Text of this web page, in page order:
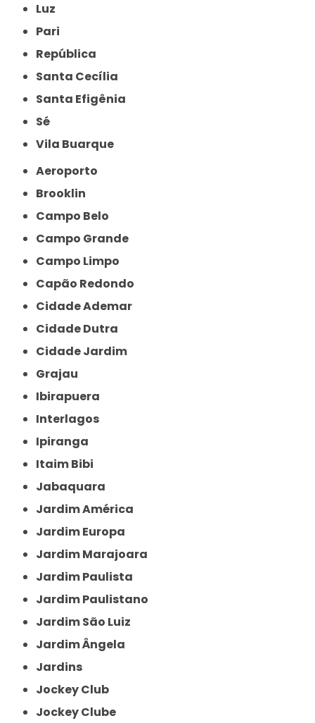
Luz
Pari
República
Santa Cecília
Santa Efigênia
Sé
Vila Buarque
Aeroporto
Brooklin
Campo Belo
Campo Grande
Campo Limpo
Capão Redondo
Cidade Ademar
Cidade Dutra
Cidade Jardim
Grajau
Ibirapuera
Interlagos
Ipiranga
Itaim Bibi
Jabaquara
Jardim América
Jardim Europa
Jardim Marajoara
Jardim Paulista
Jardim Paulistano
Jardim São Luiz
Jardim Ângela
Jardins
Jockey Club
Jockey Clube